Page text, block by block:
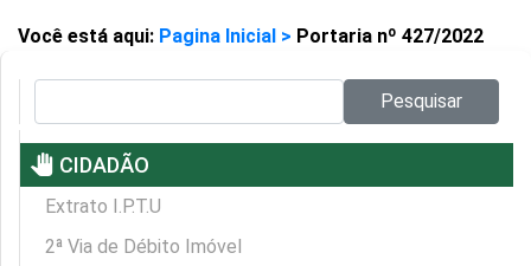
Você está aqui: Pagina Inicial > Portaria nº 427/2022
Pesquisar
pan_tool CIDADÃO
Extrato I.P.T.U
2ª Via de Débito Imóvel